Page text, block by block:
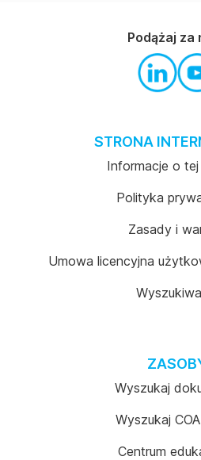
STRONA
Informacje o
Polityka
Zasady i
Umowa licencyjna
Wyszukaj
Wyszukaj
Centrum
Podążaj za